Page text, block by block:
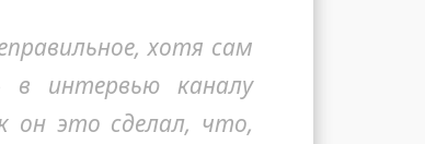
хотя сам
в интервью каналу
он это сделал, что,